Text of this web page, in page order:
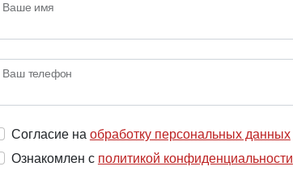
Ваше имя
Ваш телефон
Согласие на обработку персональных данных
Ознакомлен с политикой конфиденциальности